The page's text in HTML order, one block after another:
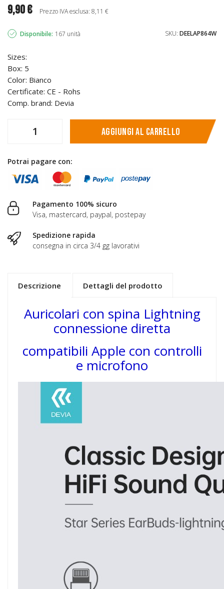
9,90 € Prezzo IVA esclusa: 8,11 €
Disponibile: 167 unità SKU: DEELAP864W
Sizes:
Box: 5
Color: Bianco
Certificate: CE - Rohs
Comp. brand: Devia
Aggiungi al carrello
Potrai pagare con:
Pagamento 100% sicuro
Visa, mastercard, paypal, postepay
Spedizione rapida
consegna in circa 3/4 gg lavorativi
Descrizione Dettagli del prodotto
Auricolari con spina Lightning
connessione diretta
compatibili Apple con controlli
e microfono